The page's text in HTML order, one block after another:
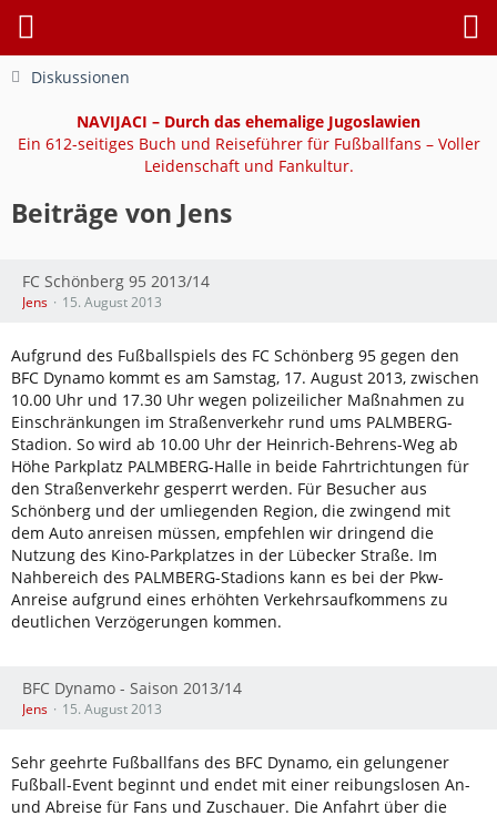
Diskussionen
NAVIJACI – Durch das ehemalige Jugoslawien
Ein 612-seitiges Buch und Reiseführer für Fußballfans – Voller
Leidenschaft und Fankultur.
Beiträge von Jens
FC Schönberg 95 2013/14
Jens 15. August 2013
Aufgrund des Fußballspiels des FC Schönberg 95 gegen den
BFC Dynamo kommt es am Samstag, 17. August 2013, zwischen
10.00 Uhr und 17.30 Uhr wegen polizeilicher Maßnahmen zu
Einschränkungen im Straßenverkehr rund ums PALMBERG-
Stadion. So wird ab 10.00 Uhr der Heinrich-Behrens-Weg ab
Höhe Parkplatz PALMBERG-Halle in beide Fahrtrichtungen für
den Straßenverkehr gesperrt werden. Für Besucher aus
Schönberg und der umliegenden Region, die zwingend mit
dem Auto anreisen müssen, empfehlen wir dringend die
Nutzung des Kino-Parkplatzes in der Lübecker Straße. Im
Nahbereich des PALMBERG-Stadions kann es bei der Pkw-
Anreise aufgrund eines erhöhten Verkehrsaufkommens zu
deutlichen Verzögerungen kommen.
BFC Dynamo - Saison 2013/14
Jens 15. August 2013
Sehr geehrte Fußballfans des BFC Dynamo, ein gelungener
Fußball-Event beginnt und endet mit einer reibungslosen An-
und Abreise für Fans und Zuschauer. Die Anfahrt über die